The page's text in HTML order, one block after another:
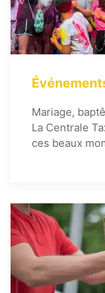
Mariage,
La Centrale
ces beaux